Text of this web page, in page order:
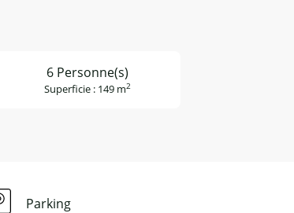
6 Personne(s)
Superficie : 149 m2
Parking